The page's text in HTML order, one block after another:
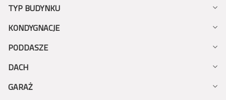
TYP BUDYNKU
KONDYGNACJE
PODDASZE
DACH
GARAŻ